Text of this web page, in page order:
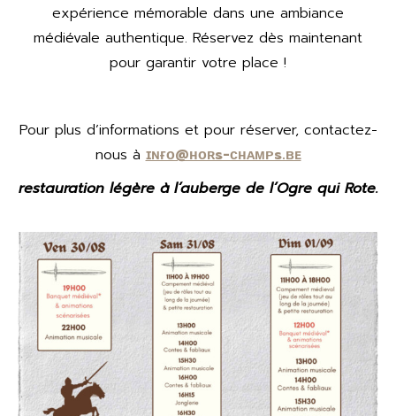
expérience mémorable dans une ambiance
médiévale authentique. Réservez dès maintenant
pour garantir votre place !
Pour plus d’informations et pour réserver, contactez-
nous à ɪɴғᴏ@ʜᴏʀs-ᴄʜᴀᴍᴘs.ʙᴇ
restauration légère à l’auberge de l’Ogre qui Rote.